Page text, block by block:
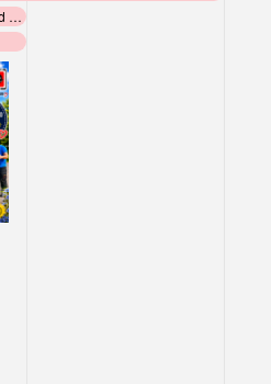
Grillkväll med hel grillad gris